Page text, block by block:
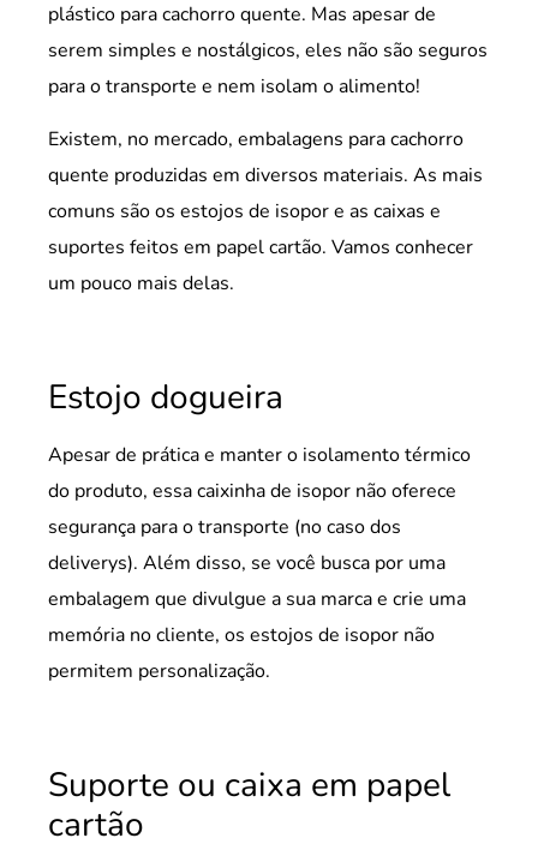
plástico para cachorro quente. Mas apesar de
serem simples e nostálgicos, eles não são seguros
para o transporte e nem isolam o alimento!
Existem, no mercado, embalagens para cachorro
quente produzidas em diversos materiais. As mais
comuns são os estojos de isopor e as caixas e
suportes feitos em papel cartão. Vamos conhecer
um pouco mais delas.
Estojo dogueira
Apesar de prática e manter o isolamento térmico
do produto, essa caixinha de isopor não oferece
segurança para o transporte (no caso dos
deliverys). Além disso, se você busca por uma
embalagem que divulgue a sua marca e crie uma
memória no cliente, os estojos de isopor não
permitem personalização.
Suporte ou caixa em papel
cartão